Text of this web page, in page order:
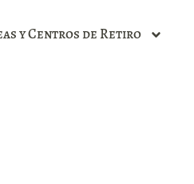
y Centros de Retiro